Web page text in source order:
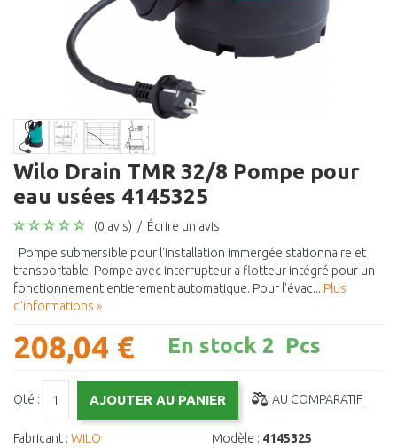
Wilo Drain TMR 32/8 Pompe pour
eau usées 4145325
(0 avis) / Écrire un avis
Pompe submersible pour l'installation immergée stationnaire et
transportable. Pompe avec interrupteur a flotteur intégré pour un
fonctionnement entierement automatique. Pour l'évac... Plus
d'informations »
208,04 € En stock 2 Pcs
Qté : AU COMPARATIF
Fabricant : WILO
Modèle : 4145325